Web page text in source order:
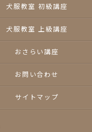
犬服教室 初級講座
犬服教室 上級講座
おさらい講座
お問い合わせ
サイトマップ